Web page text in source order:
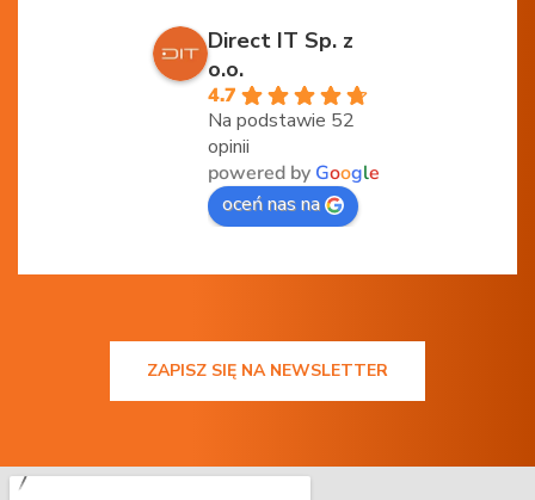
Direct IT Sp. z
o.o.
4.7
Na podstawie 52
opinii
powered by Google
oceń nas na
ZAPISZ SIĘ NA NEWSLETTER